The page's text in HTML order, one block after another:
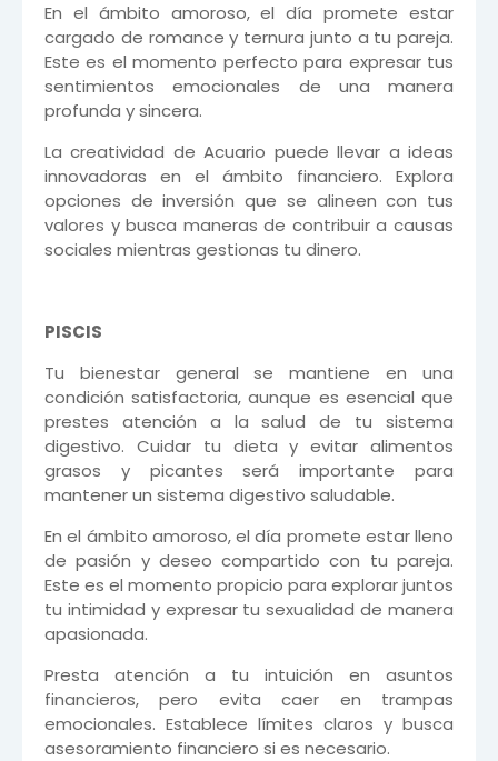
En el ámbito amoroso, el día promete estar
cargado de romance y ternura junto a tu pareja.
Este es el momento perfecto para expresar tus
sentimientos emocionales de una manera
profunda y sincera.
La creatividad de Acuario puede llevar a ideas
innovadoras en el ámbito financiero. Explora
opciones de inversión que se alineen con tus
valores y busca maneras de contribuir a causas
sociales mientras gestionas tu dinero.
PISCIS
Tu bienestar general se mantiene en una
condición satisfactoria, aunque es esencial que
prestes atención a la salud de tu sistema
digestivo. Cuidar tu dieta y evitar alimentos
grasos y picantes será importante para
mantener un sistema digestivo saludable.
En el ámbito amoroso, el día promete estar lleno
de pasión y deseo compartido con tu pareja.
Este es el momento propicio para explorar juntos
tu intimidad y expresar tu sexualidad de manera
apasionada.
Presta atención a tu intuición en asuntos
financieros, pero evita caer en trampas
emocionales. Establece límites claros y busca
asesoramiento financiero si es necesario.